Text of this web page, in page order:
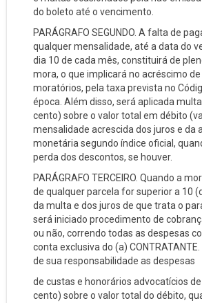
do boleto até o vencimento.
PARÁGRAFO SEGUNDO. A falta de
qualquer mensalidade, até a data do
dia 10 de cada mês, constituirá de
mora, o que implicará no acréscimo de
moratórios, pela taxa prevista no
época. Além disso, será aplicada
cento) sobre o valor total em débito
mensalidade acrescida dos juros e da
monetária segundo índice oficial,
perda dos descontos, se houver.
PARÁGRAFO TERCEIRO. Quando a
de qualquer parcela for superior a 10
da multa e dos juros de que trata o
será iniciado procedimento de
ou não, correndo todas as despesas
conta exclusiva do (a)
de sua responsabilidade as despesas
de custas e honorários advocatícios
cento) sobre o valor total do débito,